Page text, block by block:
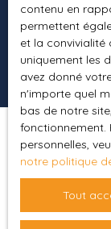
contenu en
permettent
et la convivialité
uniquement les
avez donné
n'importe quel
bas de notre
fonctionnement.
personnelles,
notre politique
Tout